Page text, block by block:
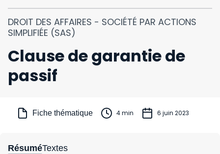
DROIT DES AFFAIRES - SOCIÉTÉ PAR ACTIONS
SIMPLIFIÉE (SAS)
Clause de garantie de
passif
Fiche thématique 4 min 6 juin 2023
RésuméTextes